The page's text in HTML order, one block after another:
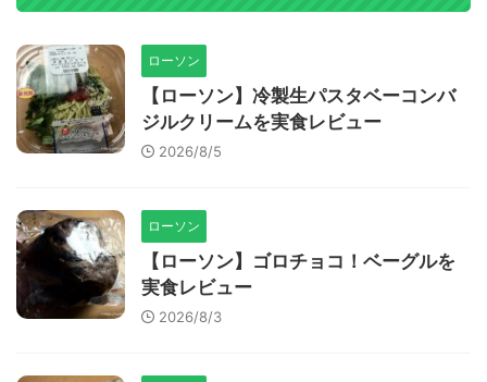
ローソン
【ローソン】冷製生パスタベーコンバ
ジルクリームを実食レビュー
2026/8/5
ローソン
【ローソン】ゴロチョコ！ベーグルを
実食レビュー
2026/8/3